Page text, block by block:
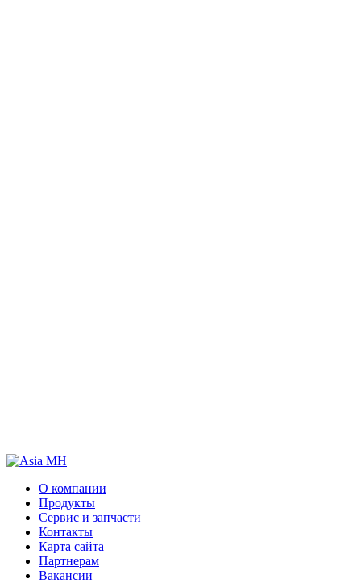
О компании
Продукты
Сервис и запчасти
Контакты
Карта сайта
Партнерам
Вакансии